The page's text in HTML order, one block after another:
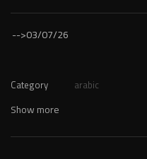
-->03/07/26
Category arabic
Show more